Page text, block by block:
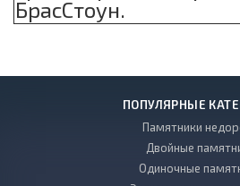
БрасСтоун.
ПОПУЛЯРНЫЕ
Памятники
Двойные
Одиночные